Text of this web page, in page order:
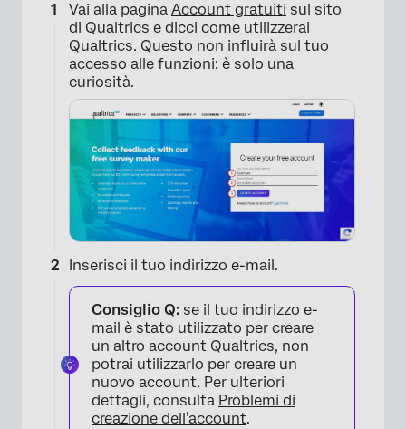
Vai alla pagina Account gratuiti sul sito
di Qualtrics e dicci come utilizzerai
Qualtrics. Questo non influirà sul tuo
accesso alle funzioni: è solo una
curiosità.
Inserisci il tuo indirizzo e-mail.
Consiglio Q: se il tuo indirizzo e-
mail è stato utilizzato per creare
un altro account Qualtrics, non
potrai utilizzarlo per creare un
nuovo account. Per ulteriori
dettagli, consulta Problemi di
creazione dell’account.